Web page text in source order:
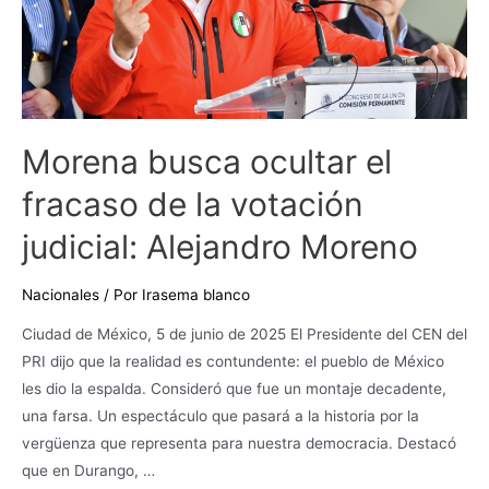
Morena busca ocultar el
fracaso de la votación
judicial: Alejandro Moreno
Nacionales / Por Irasema blanco
Ciudad de México, 5 de junio de 2025 El Presidente del CEN del
PRI dijo que la realidad es contundente: el pueblo de México
les dio la espalda. Consideró que fue un montaje decadente,
una farsa. Un espectáculo que pasará a la historia por la
vergüenza que representa para nuestra democracia. Destacó
que en Durango, …
votación
judicial:
Alejandro
Moreno